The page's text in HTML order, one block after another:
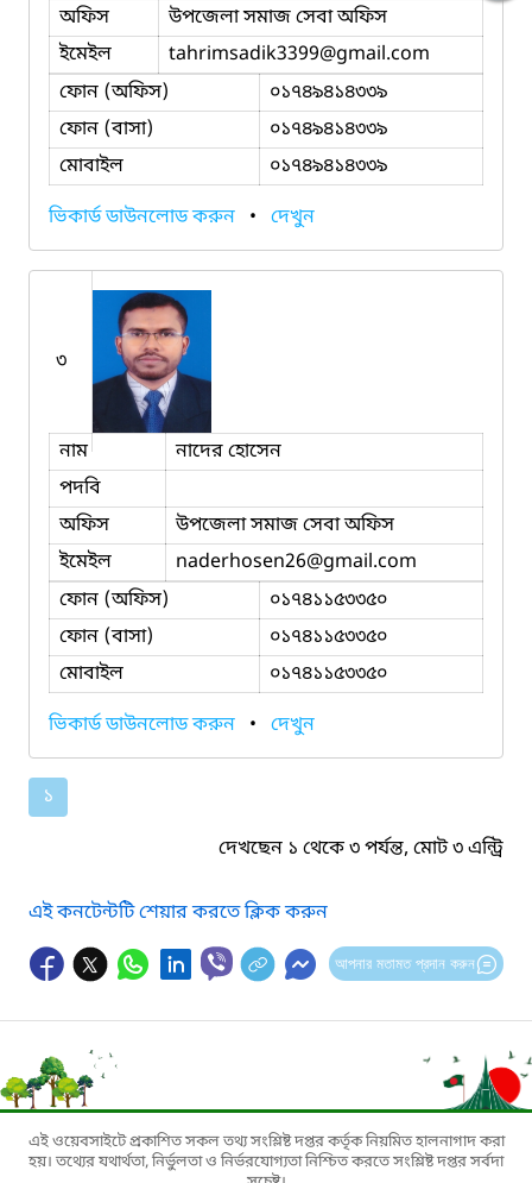
অফিস
উপজেলা সমাজ সেবা অফিস
ইমেইল
tahrimsadik3399@gmail.com
ফোন (অফিস)
০১৭৪৯৪১৪৩৩৯
ফোন (বাসা)
০১৭৪৯৪১৪৩৩৯
মোবাইল
০১৭৪৯৪১৪৩৩৯
ভিকার্ড ডাউনলোড করুন • দেখুন
৩
নাম
নাদের হোসেন
পদবি
অফিস
উপজেলা সমাজ সেবা অফিস
ইমেইল
naderhosen26@gmail.com
ফোন (অফিস)
০১৭৪১১৫৩৩৫০
ফোন (বাসা)
০১৭৪১১৫৩৩৫০
মোবাইল
০১৭৪১১৫৩৩৫০
ভিকার্ড ডাউনলোড করুন • দেখুন
১
দেখছেন ১ থেকে ৩ পর্যন্ত, মোট ৩ এন্ট্রি
এই কনটেন্টটি শেয়ার করতে ক্লিক করুন
আপনার মতামত প্রদান করুন
এই ওয়েবসাইটে প্রকাশিত সকল তথ্য সংশ্লিষ্ট দপ্তর কর্তৃক নিয়মিত হালনাগাদ করা
হয়। তথ্যের যথার্থতা, নির্ভুলতা ও নির্ভরযোগ্যতা নিশ্চিত করতে সংশ্লিষ্ট দপ্তর সর্বদা